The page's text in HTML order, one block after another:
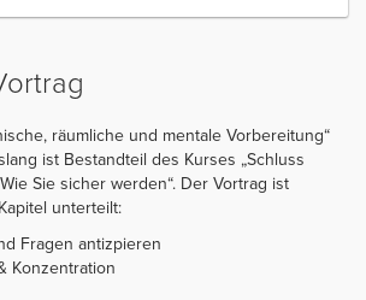
räumliche und mentale Vorbereitung“
ist Bestandteil des Kurses „Schluss
Sie sicher werden“. Der Vortrag ist
unterteilt:
Fragen antizpieren
Konzentration